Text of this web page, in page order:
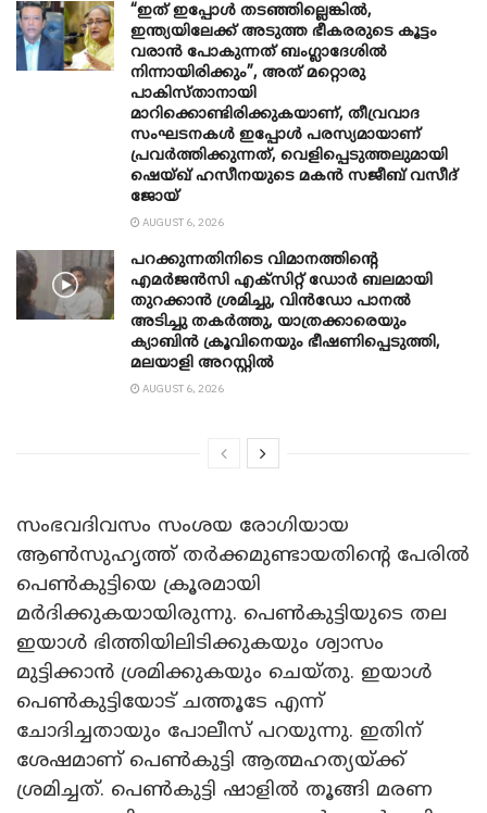
“ഇത് ഇപ്പോൾ തടഞ്ഞില്ലെങ്കിൽ,
ഇന്ത്യയിലേക്ക് അടുത്ത ഭീകരരുടെ കൂട്ടം
വരാൻ പോകുന്നത് ബംഗ്ലാദേശിൽ
നിന്നായിരിക്കും”, അത് മറ്റൊരു
പാകിസ്താനായി
മാറിക്കൊണ്ടിരിക്കുകയാണ്, തീവ്രവാദ
സംഘടനകൾ ഇപ്പോൾ പരസ്യമായാണ്
പ്രവര്‍ത്തിക്കുന്നത്, വെളിപ്പെടുത്തലുമായി
ഷെയ്ഖ് ഹസീനയുടെ മകൻ സജീബ് വസീദ്
ജോയ്
AUGUST 6, 2026
പറക്കുന്നതിനിടെ വിമാനത്തിന്റെ
എമർജൻസി എക്സിറ്റ് ഡോർ ബലമായി
തുറക്കാൻ ശ്രമിച്ചു, വിൻഡോ പാനൽ
അടിച്ചു തകര്‍ത്തു, യാത്രക്കാരെയും
ക്യാബിൻ ക്രൂവിനെയും ഭീഷണിപ്പെടുത്തി,
മലയാളി അറസ്റ്റിൽ
AUGUST 6, 2026
സംഭവദിവസം സംശയ രോഗിയായ
ആണ്‍സുഹൃത്ത് തര്‍ക്കമുണ്ടായതിന്റെ പേരില്‍
പെണ്‍കുട്ടിയെ ക്രൂരമായി
മര്‍ദിക്കുകയായിരുന്നു. പെണ്‍കുട്ടിയുടെ തല
ഇയാള്‍ ഭിത്തിയിലിടിക്കുകയും ശ്വാസം
മുട്ടിക്കാന്‍ ശ്രമിക്കുകയും ചെയ്തു. ഇയാള്‍
പെണ്‍കുട്ടിയോട് ചത്തൂടേ എന്ന്
ചോദിച്ചതായും പോലീസ് പറയുന്നു. ഇതിന്
ശേഷമാണ് പെണ്‍കുട്ടി ആത്മഹത്യയ്ക്ക്
ശ്രമിച്ചത്. പെണ്‍കുട്ടി ഷാളില്‍ തൂങ്ങി മരണ